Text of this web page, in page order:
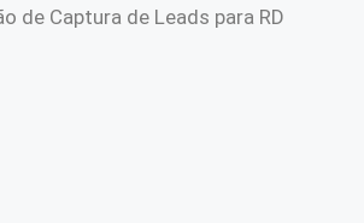
de Captura de Leads para RD